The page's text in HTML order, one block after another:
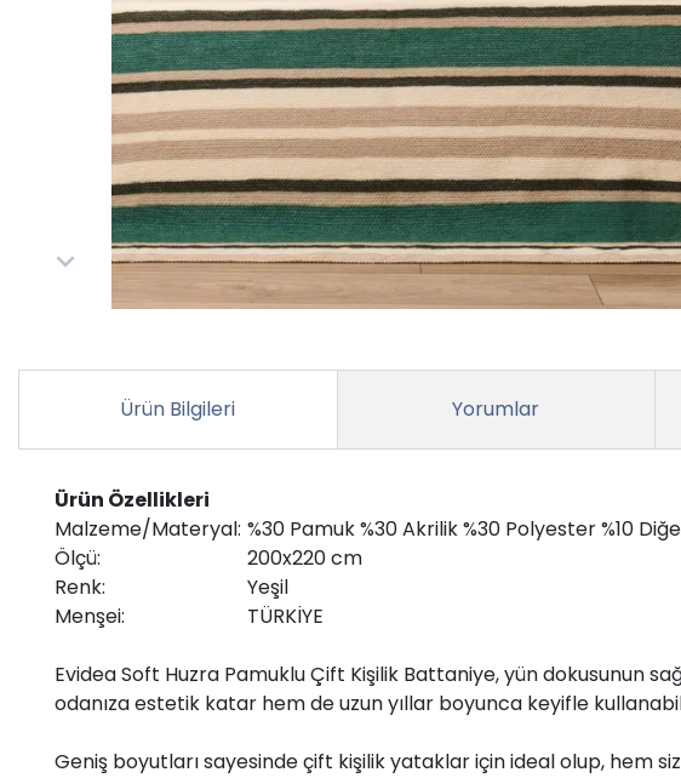
Ürün Bilgileri Yorumlar
Ürün Özellikleri
Malzeme/Materyal: %30 Pamuk %30 Akrilik %30 Polyester %10
Ölçü:
200x220 cm
Renk:
Yeşil
Menşei:
TÜRKİYE
Evidea Soft Huzra Pamuklu Çift Kişilik Battaniye, yün dokusunun
odanıza estetik katar hem de uzun yıllar boyunca keyifle
Geniş boyutları sayesinde çift kişilik yataklar için ideal olup, hem